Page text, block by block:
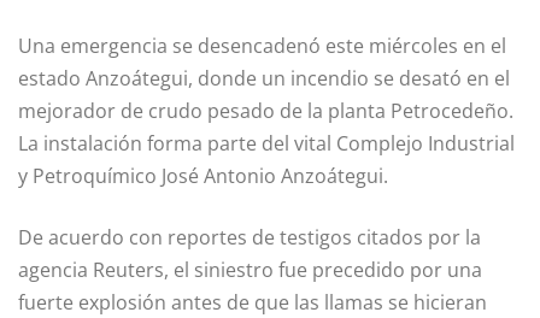
Una emergencia se desencadenó este miércoles en el
estado Anzoátegui, donde un incendio se desató en el
mejorador de crudo pesado de la planta Petrocedeño.
La instalación forma parte del vital Complejo Industrial
y Petroquímico José Antonio Anzoátegui.
De acuerdo con reportes de testigos citados por la
agencia Reuters, el siniestro fue precedido por una
fuerte explosión antes de que las llamas se hicieran